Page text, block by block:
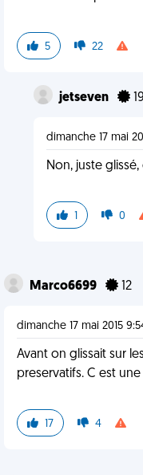
5 22
jetseven 19
dimanche 17 mai
Non, juste glissé,
1 0
Marco6699 12
dimanche 17 mai 2015
Avant on glissait sur
preservatifs. C est
17 4